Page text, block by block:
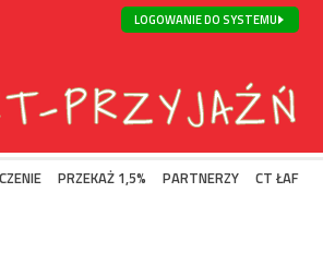
LOGOWANIE DO SYSTEMU
PRZEKAŻ 1,5% PARTNERZY CT ŁAF